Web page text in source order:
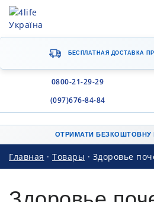
БЕСПЛАТНАЯ ДОСТАВКА
0800-21-29-29
(097)676-84-84
ОТРИМАТИ БЕЗКОШТОВНУ
Главная · Товары · Здоровье